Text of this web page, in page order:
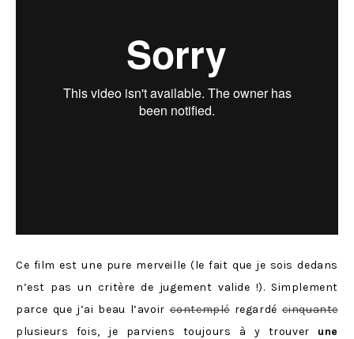
Ce film est une pure merveille (le fait que je sois dedans
n’est pas un critère de jugement valide !). Simplement
parce que j’ai beau l’avoircontempléregardécinquante
plusieurs fois, je parviens toujours à y trouver une